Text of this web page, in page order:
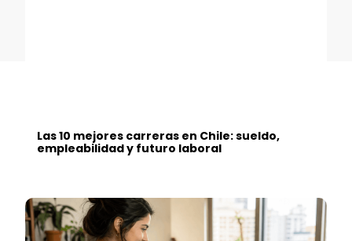
Las 10 mejores carreras en Chile: sueldo,
empleabilidad y futuro laboral